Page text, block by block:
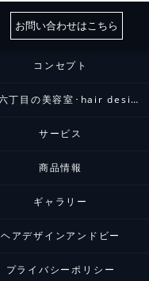
お問い合わせはこちら
コンセプト
谷町六丁目の美容室･hair design and.bの評判
サービス
商品情報
ギャラリー
ヘアデザインアンドビー
プライバシーポリシー